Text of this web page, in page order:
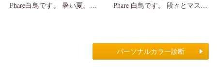
Phare白鳥です。 暑い夏。お洋
Phare 白鳥です。 段々とマスク
パーソナルカラー診断